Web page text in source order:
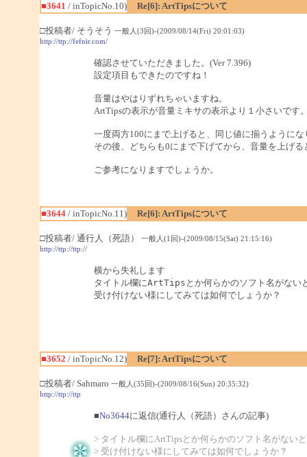
■3641 / inTopicNo.10) Re[6]: ArtTipsについて
□投稿者/ そうそう 一般人(3回)-(2009/08/14(Fri) 20:01:03)
http://ttp://fefnir.com/
確認させていただきました。(Ver 7.396)
設定項目もできたのですね！
音量はやはりずれちゃいますね。
ArtTipsの表示が音量ミキサの表示より１小さいです
一度両方100にまで上げると、同じ値に揃うようにな
その後、どちらも0にまで下げてから、音量を上げる
ご参考になりますでしょうか。
■3644/ inTopicNo.11) Re[6]: ArtTipsについて
□投稿者/ 通行人（死語）
一般人(1回)-(2009/08/15(Sat) 21:15:16)
http://ttp://ttp://
横から失礼します
タイトル欄にArtTipsとか何らかのソフト名がない
受け付けない様にしてみては如何でしょうか？
■3652 / inTopicNo.12) Re[7]: ArtTipsについて
□投稿者/ Sahmaro 一般人(35回)-(2009/08/16(Sun) 20:35:32)
http://ttp://ttp
■No3644に返信(通行人（死語）さんの記事)
> タイトル欄にArtTipsとか何らかのソフト名がない
> 受け付けない様にしてみては如何でしょうか？